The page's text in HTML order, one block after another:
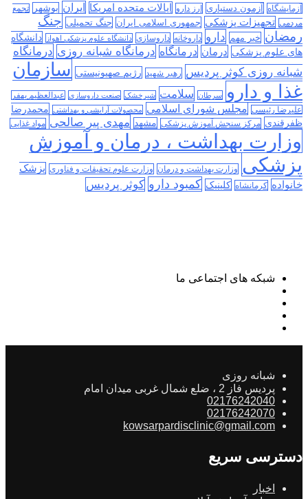
آزمایشگاه آزمون دستیاری ارز دارو ایالات متحده امریکا ایران بوشهر
تجمع
مردمی تجهیزات پزشکی جمهوری اسلامی ایران جنگ تحمیلی جنگ
رمضان خبر مهم دارو داروخانه داروسازی دانشگاه علوم پزشکی اهواز
دانشگاه
های علوم پزشکی درمان درمانگاه درمانگاه شبانه روزی درمانگاه
شبانه روزی کوثر پردیس رهبر شهید رژیم صهیونیستی سازمان
غذا و دارو
سرطان سلامت شیرخشک صنعت داروسازی عبدالعظیم بهفر
علیرضا رئیسی مجلس شورای اسلامی محصولات آرایشی و بهداشتی محمدرضا
ظفرقندی مرکز سنجش آموزش پزشکی مشهد مهدی پیر صالحی مواد غذایی
وزارت بهداشت ، درمان و آموزش
پزشکی وزارت بهداشت و درمان وزارت علوم تحقیقات و فناوری پزشک
خانواده کرمانشاه کلینیک کمبود دارو کوثر پردیس
شبکه های اجتماعی ما
شبانه روزی
پردیس فاز 2 ، ضلع شمال غربی میدان امام
02176242040
02176242070
kowsarpardisclinic@gmail.com
دسترسی سریع
اخبار